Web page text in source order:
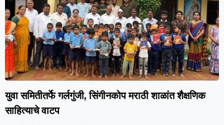
युवा समितीतर्फे गर्लगुंजी, सिंगीनकोप मराठी शाळांत शैक्षणिक
साहित्याचे वाटप